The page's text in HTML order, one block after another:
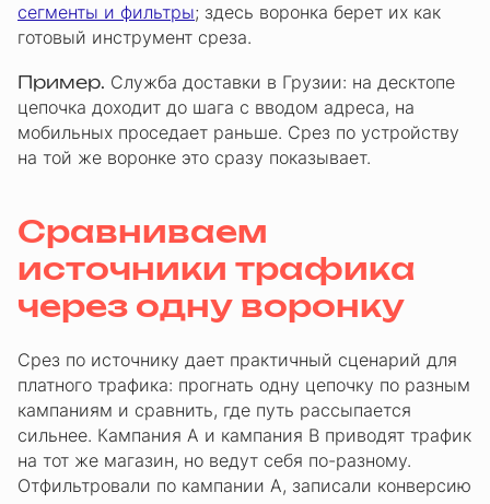
сегменты и фильтры; здесь воронка берет их как
готовый инструмент среза.
Пример. Служба доставки в Грузии: на десктопе
цепочка доходит до шага с вводом адреса, на
мобильных проседает раньше. Срез по устройству
на той же воронке это сразу показывает.
Сравниваем
источники трафика
через одну воронку
Срез по источнику дает практичный сценарий для
платного трафика: прогнать одну цепочку по разным
кампаниям и сравнить, где путь рассыпается
сильнее. Кампания A и кампания B приводят трафик
на тот же магазин, но ведут себя по-разному.
Отфильтровали по кампании A, записали конверсию